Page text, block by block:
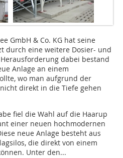
GmbH & Co. KG hat seine
durch eine weitere Dosier- und
dabei bestand
Anlage an einem
wo man aufgrund der
direkt in die Tiefe gehen
fiel die Wahl auf die Haarup
einer neuen hochmodernen
neue Anlage besteht aus
die direkt von einem
Unter den...